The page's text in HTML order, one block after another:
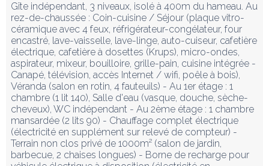
Gîte indépendant, 3 niveaux, isolé à 400m du hameau. Au
rez-de-chaussée : Coin-cuisine / Séjour (plaque vitro-
céramique avec 4 feux, réfrigérateur-congélateur, four
encastré, lave-vaisselle, lave-linge, auto-cuiseur, cafetière
électrique, cafetière à dosettes (Krups), micro-ondes,
aspirateur, mixeur, bouilloire, grille-pain, cuisine intégrée -
Canapé, télévision, accès Internet / wifi, poêle à bois),
Véranda (salon en rotin, 4 fauteuils) - Au 1er étage : 1
chambre (1 lit 140), Salle d'eau (vasque, douche, sèche-
cheveux), WC indépendant - Au 2ème étage : 1 chambre
mansardée (2 lits 90) - Chauffage complet électrique
(électricité en supplément sur relevé de compteur) -
Terrain non clos privé de 1000m² (salon de jardin,
barbecue, 2 chaises longues) - Borne de recharge pour